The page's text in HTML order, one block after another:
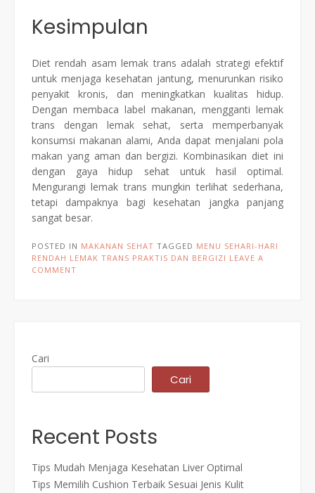
Kesimpulan
Diet rendah asam lemak trans adalah strategi efektif
untuk menjaga kesehatan jantung, menurunkan risiko
penyakit kronis, dan meningkatkan kualitas hidup.
Dengan membaca label makanan, mengganti lemak
trans dengan lemak sehat, serta memperbanyak
konsumsi makanan alami, Anda dapat menjalani pola
makan yang aman dan bergizi. Kombinasikan diet ini
dengan gaya hidup sehat untuk hasil optimal.
Mengurangi lemak trans mungkin terlihat sederhana,
tetapi dampaknya bagi kesehatan jangka panjang
sangat besar.
POSTED IN MAKANAN SEHAT TAGGED MENU SEHARI-HARI
RENDAH LEMAK TRANS PRAKTIS DAN BERGIZI LEAVE A
COMMENT
Cari
Cari
Recent Posts
Tips Mudah Menjaga Kesehatan Liver Optimal
Tips Memilih Cushion Terbaik Sesuai Jenis Kulit